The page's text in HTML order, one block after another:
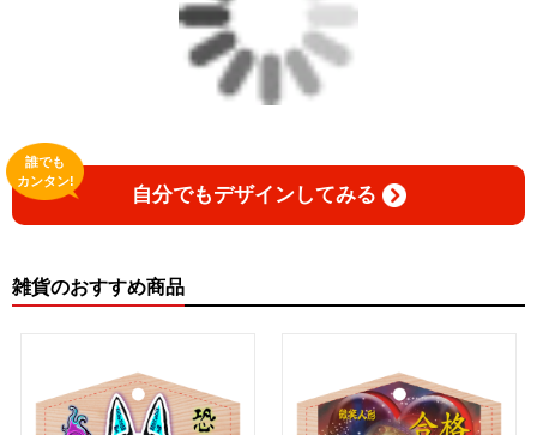
自分でもデザインしてみる
誰でも
カンタン!
雑貨のおすすめ商品